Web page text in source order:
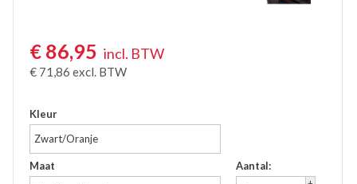
€ 86,95 incl. BTW
€ 71,86 excl. BTW
Kleur
Zwart/Oranje
Maat
Aantal: